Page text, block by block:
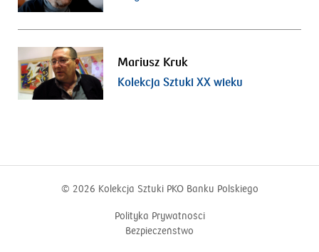
Mariusz Kruk
Kolekcja Sztuki XX wieku
© 2026 Kolekcja Sztuki PKO Banku Polskiego
Polityka Prywatności
Bezpieczeństwo